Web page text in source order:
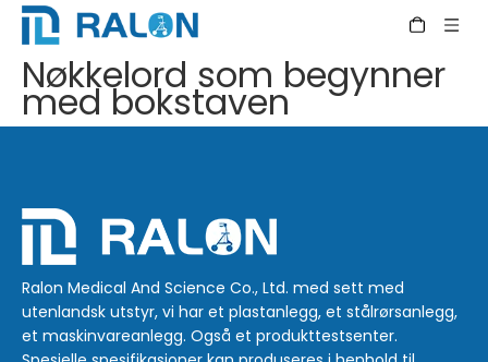
Nøkkelord som begynner
med bokstaven
Ralon Medical And Science Co., Ltd. med sett med
utenlandsk utstyr, vi har et plastanlegg, et stålrørsanlegg,
et maskinvareanlegg. Også et produkttestsenter.